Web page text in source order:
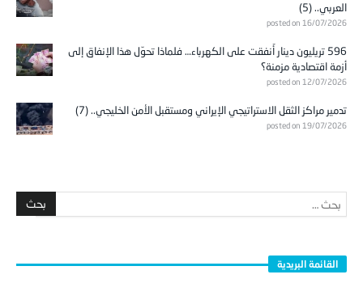
العربي.. (5)
posted on 16/07/2026
596 تريليون دينار أُنفقت على الكهرباء… فلماذا تحوّل هذا الإنفاق إلى
أزمة اقتصادية مزمنة؟
posted on 12/07/2026
تدمير مراكز الثقل الاستراتيجي الإيراني ومستقبل الأمن الخليجي.. (7)
posted on 19/07/2026
القائمة البريدية